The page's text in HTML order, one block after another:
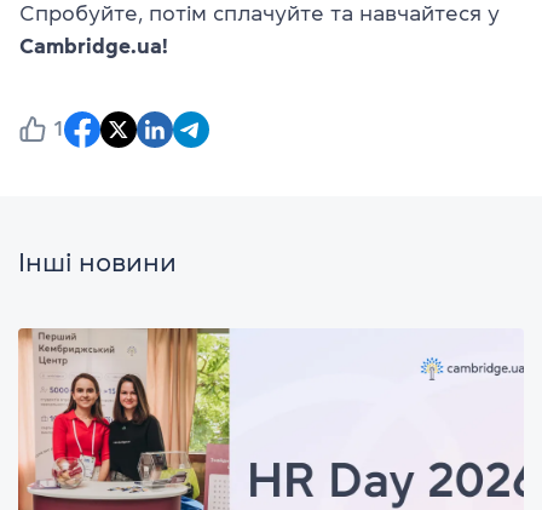
Спробуйте, потім сплачуйте та навчайтеся у
Cambridge.ua!
1
Інші новини